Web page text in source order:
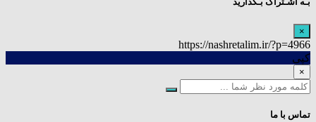
×
https://nashretalim.ir/?p=4966
کپی
×
تماس با ما